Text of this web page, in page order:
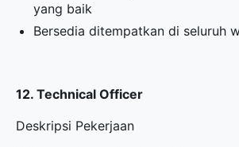
yang baik
Bersedia ditempatkan di seluruh
12. Technical Officer
Deskripsi Pekerjaan